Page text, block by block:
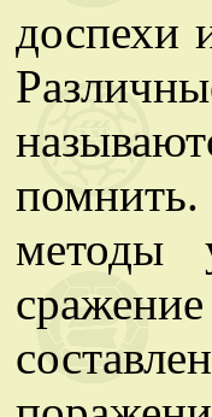
доспехи
методы